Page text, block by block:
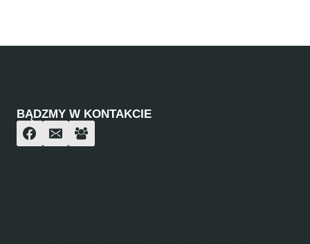
BĄDZMY W KONTAKCIE